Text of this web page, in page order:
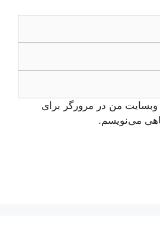
وبسایت من در مرورگر برای
می‌نویسم.